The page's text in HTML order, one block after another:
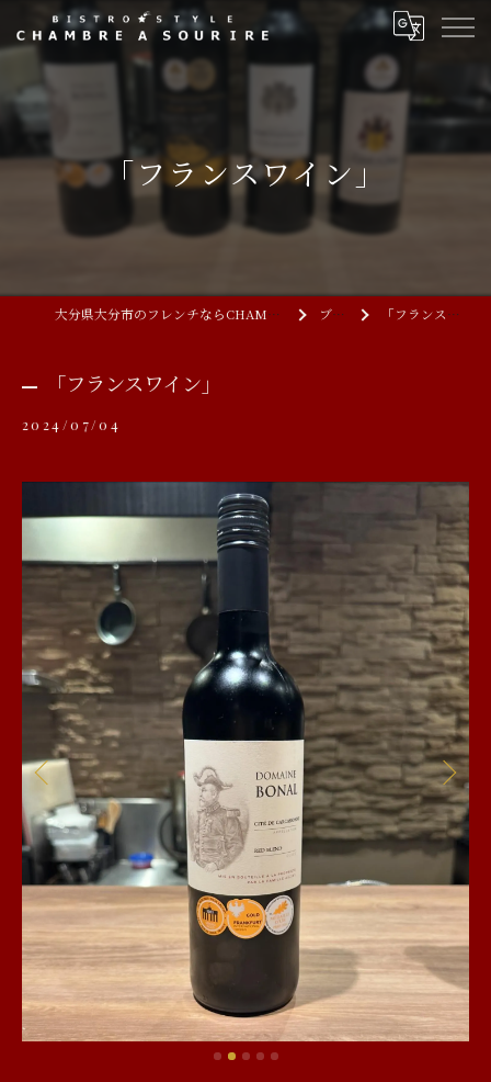
「フランスワイン」
大分県大分市のフレンチならCHAMBRE A SOURIRE ブログ 「フランスワイン」
「フランスワイン」
2024/07/04